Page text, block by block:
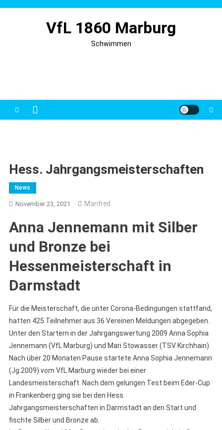
VfL 1860 Marburg
Schwimmen
Hess. Jahrgangsmeisterschaften
News
November 23, 2021 Manfred
Anna Jennemann mit Silber
und Bronze bei
Hessenmeisterschaft in
Darmstadt
Für die Meisterschaft, die unter Corona-Bedingungen stattfand,
hatten 425 Teilnehmer aus 36 Vereinen Meldungen abgegeben.
Unter den Startern in der Jahrgangswertung 2009 Anna Sophia
Jennemann (VfL Marburg) und Mari Stowasser (TSV Kirchhain).
Nach über 20 Monaten Pause startete Anna Sophia Jennemann
(Jg.2009) vom VfL Marburg wieder bei einer
Landesmeisterschaft. Nach dem gelungen Test beim Eder-Cup
in Frankenberg ging sie bei den Hess.
Jahrgangsmeisterschaften in Darmstadt an den Start und
fischte Silber und Bronze ab.